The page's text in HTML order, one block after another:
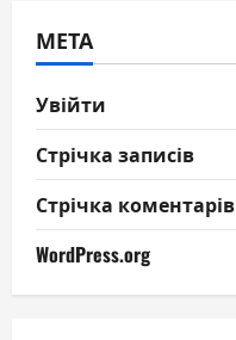
МЕТА
Увійти
Стрічка записів
Стрічка коментарів
WordPress.org